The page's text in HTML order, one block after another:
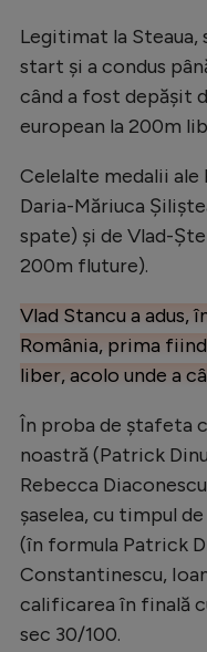
Legitimat la Steaua,
start și a condus
când a fost depășit
european la 200m
Celelalte medalii ale
Daria-Măriuca
spate) și de Vlad-
200m fluture).
Vlad Stancu a adus,
România, prima
liber, acolo unde a
În proba de ştafeta
noastră (Patrick
Rebecca
şaselea, cu timpul
(în formula Patrick
Constantinescu,
calificarea în finală
sec 30/100.